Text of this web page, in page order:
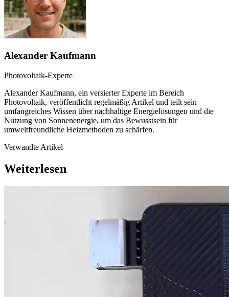
Alexander Kaufmann
Photovoltaik-Experte
Alexander Kaufmann, ein versierter Experte im Bereich
Photovoltaik, veröffentlicht regelmäßig Artikel und teilt sein
umfangreiches Wissen über nachhaltige Energielösungen und die
Nutzung von Sonnenenergie, um das Bewusstsein für
umweltfreundliche Heizmethoden zu schärfen.
Verwandte Artikel
Weiterlesen